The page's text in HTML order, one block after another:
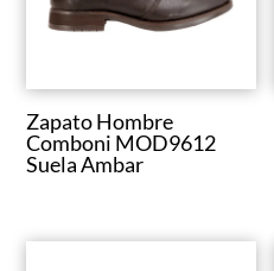
Zapato Hombre
Comboni MOD9612
Suela Ambar